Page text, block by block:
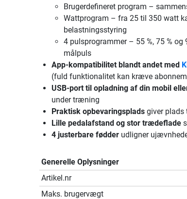
Brugerdefineret program –
Wattprogram – fra 25 til 350 watt
belastningsstyring
4 pulsprogrammer – 55 %, 75 %
målpuls
App-kompatibilitet blandt andet med
(fuld funktionalitet kan kræve
USB-port til opladning af din mobil
under træning
Praktisk opbevaringspladsgiver plads
Lille pedalafstand og stor trædeflade
4 justerbare fødderudligner
Generelle Oplysninger
Artikel.nr
Maks. brugervægt